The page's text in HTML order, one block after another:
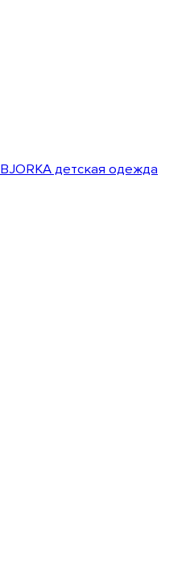
BJORKA детская одежда